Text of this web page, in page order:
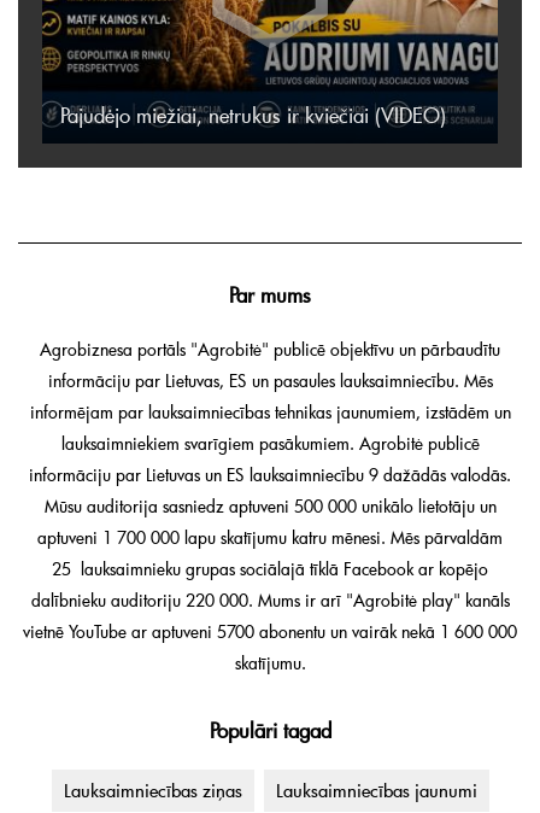
Pajudėjo miežiai, netrukus ir kviečiai (VIDEO)
Par mums
Agrobiznesa portāls "Agrobitė" publicē objektīvu un pārbaudītu
informāciju par Lietuvas, ES un pasaules lauksaimniecību. Mēs
informējam par lauksaimniecības tehnikas jaunumiem, izstādēm un
lauksaimniekiem svarīgiem pasākumiem. Agrobitė publicē
informāciju par Lietuvas un ES lauksaimniecību 9 dažādās valodās.
Mūsu auditorija sasniedz aptuveni 500 000 unikālo lietotāju un
aptuveni 1 700 000 lapu skatījumu katru mēnesi. Mēs pārvaldām
25 lauksaimnieku grupas sociālajā tīklā Facebook ar kopējo
dalībnieku auditoriju 220 000. Mums ir arī "Agrobitė play" kanāls
vietnē YouTube ar aptuveni 5700 abonentu un vairāk nekā 1 600 000
skatījumu.
Populāri tagad
Lauksaimniecības ziņas Lauksaimniecības jaunumi